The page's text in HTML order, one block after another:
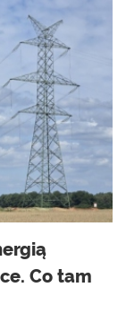
Co tam